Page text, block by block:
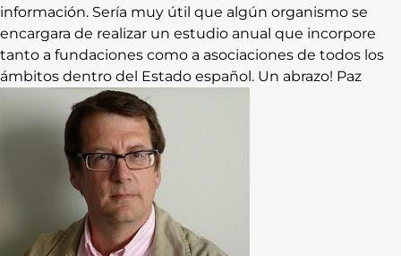
información. Sería muy útil que algún organismo se
encargara de realizar un estudio anual que incorpore
tanto a fundaciones como a asociaciones de todos los
ámbitos dentro del Estado español. Un abrazo! Paz